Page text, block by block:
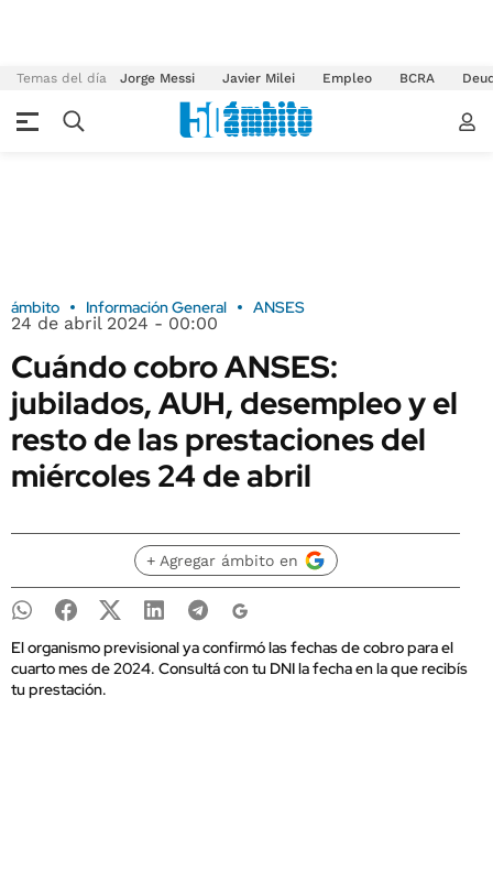
Temas del día Jorge Messi Javier Milei Empleo BCRA
ámbito Información General ANSES
24 de abril 2024 - 00:00
Cuándo cobro ANSES:
jubilados, AUH, desempleo y el
resto de las prestaciones del
miércoles 24 de abril
+ Agregar ámbito en
El organismo previsional ya confirmó las fechas de cobro para el
cuarto mes de 2024. Consultá con tu DNI la fecha en la que recibís
tu prestación.